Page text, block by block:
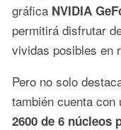
gráfica NVIDIA
permitirá disfrutar
vividas posibles en
Pero no solo
también cuenta con
2600 de 6 núcleos